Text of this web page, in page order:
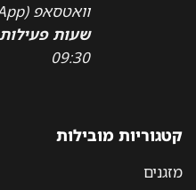
וואטסאפ (WhatsApp) - 058-6057111
שעות פעילות:
09:30
קטגוריות מובילות
מזגנים